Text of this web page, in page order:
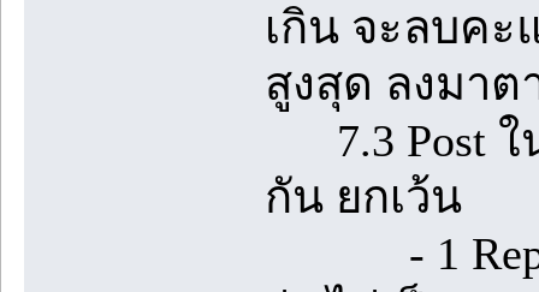
เกิน จะลบคะ
สูงสุด ลงมาต
7.3 Post ใ
กัน ยกเว้น
- 1 Reply